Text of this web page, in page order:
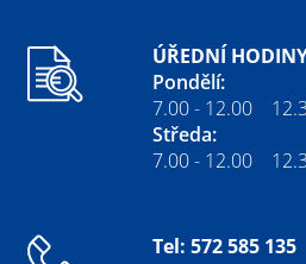
ÚŘEDNÍ
Pondělí:
7.00 - 12.00
Středa:
7.00 - 12.00
Tel: 572 585 135